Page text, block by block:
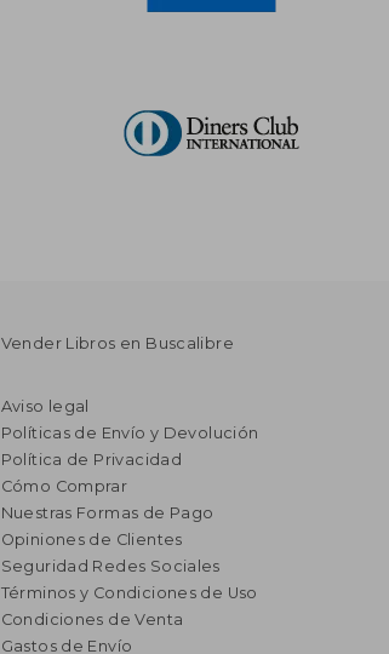
Vender Libros en Buscalibre
Aviso legal
Políticas de Envío y Devolución
Política de Privacidad
Cómo Comprar
Nuestras Formas de Pago
Opiniones de Clientes
Seguridad Redes Sociales
Términos y Condiciones de Uso
Condiciones de Venta
Gastos de Envío